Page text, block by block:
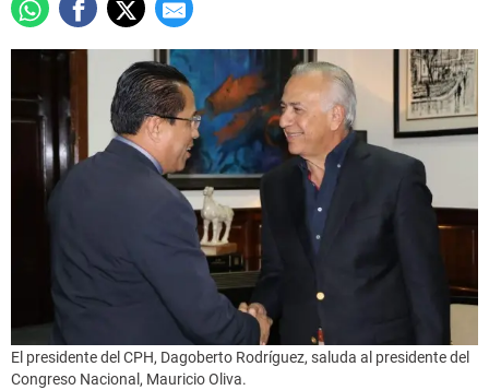
El presidente del CPH, Dagoberto Rodríguez, saluda al presidente del
Congreso Nacional, Mauricio Oliva.